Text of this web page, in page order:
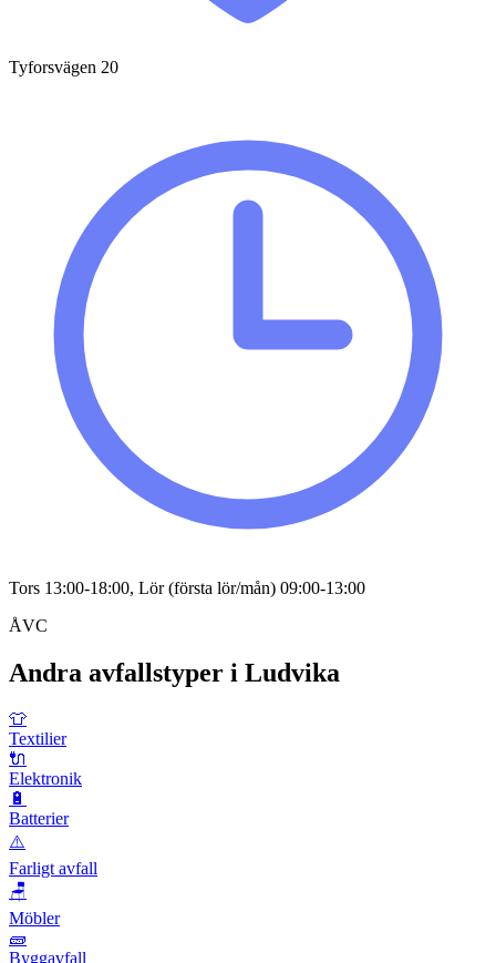
Tyforsvägen 20
Tors 13:00-18:00, Lör (första lör/mån) 09:00-13:00
ÅVC
Andra avfallstyper i Ludvika
👕
Textilier
🔌
Elektronik
🔋
Batterier
⚠️
Farligt avfall
🪑
Möbler
🧱
Byggavfall